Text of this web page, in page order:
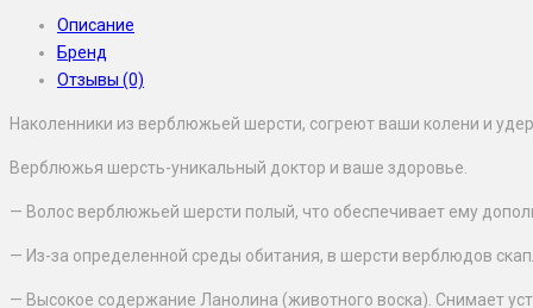
Описание
Бренд
Отзывы (0)
Наколенники из верблюжьей шерсти, согреют ваши колени и
Верблюжья шерсть-уникальный доктор и ваше здоровье.
— Волос верблюжьей шерсти полый, что обеспечивает ему
— Из-за определенной среды обитания, в шерсти верблюдов
— Высокое содержание Ланолина (животного воска). Снимает